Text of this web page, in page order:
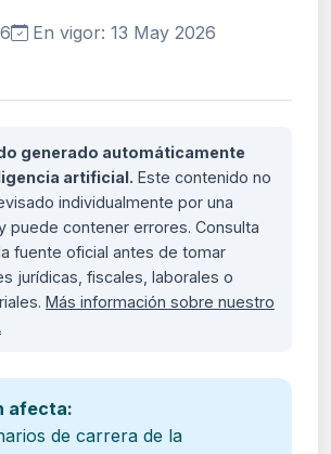
En vigor: 13 May 2026
generado automáticamente
artificial. Este contenido no
individualmente por una
puede contener errores. Consulta
fuente oficial antes de tomar
jurídicas, fiscales, laborales o
Más información sobre nuestro
afecta:
de carrera de la